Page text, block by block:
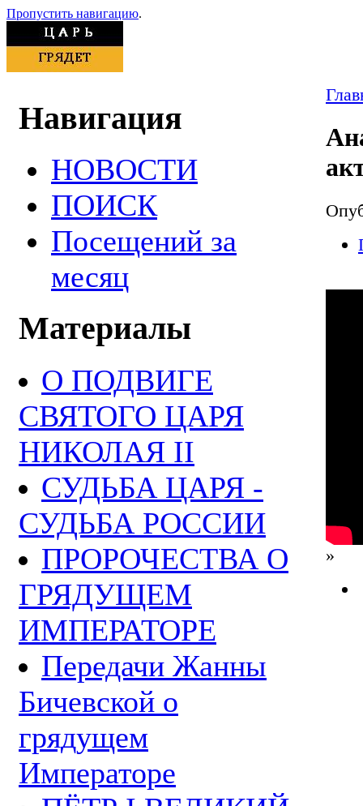
Пропустить навигацию.
Навигация
НОВОСТИ
ПОИСК
Посещений за
месяц
Материалы
О ПОДВИГЕ
СВЯТОГО ЦАРЯ
НИКОЛАЯ II
СУДЬБА ЦАРЯ -
СУДЬБА РОССИИ
ПРОРОЧЕСТВА О
ГРЯДУЩЕМ
ИМПЕРАТОРЕ
Передачи Жанны
Бичевской о
грядущем
Императоре
»